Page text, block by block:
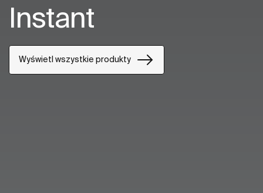
Instant
Wyświetl wszystkie produkty